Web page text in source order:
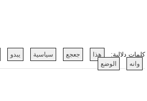
كلمات دلالية: هذا جعجع سياسية يبدو
وانه
الوضع